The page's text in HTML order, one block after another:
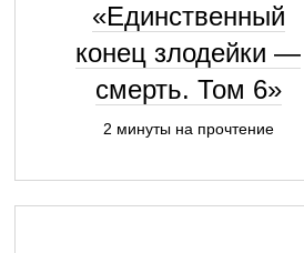
«Единственный
конец злодейки —
смерть. Том 6»
2 минуты на прочтение